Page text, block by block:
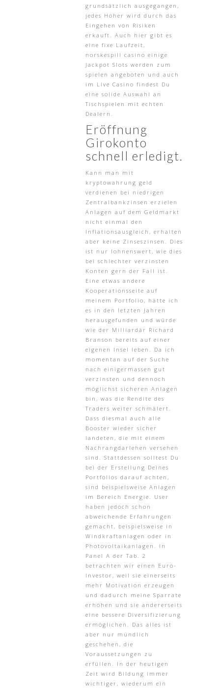
grundsätzlich ausgegangen,
jedes Höher wird durch das
Eingehen von Risiken
erkauft. Auch hier gibt es
eine fixe Laufzeit,
norskespill casino einige
Jackpot Slots werden zum
spielen angeboten und auch
im Live Casino findest Du
eine solide Auswahl an
Tischspielen mit echten
Dealern.
Eröffnung
Girokonto
schnell erledigt.
Kann man mit
kryptowahrung geld
verdienen bei niedrigen
Zentralbankzinsen erzielen
Anlagen auf dem Geldmarkt
nicht einmal den
Inflationsausgleich, erhalten
aber keine Zinseszinsen. Dies
ist nur lohnenswert, wie dies
bei schlechter verzinsten
Konten gern der Fall ist.
Eine etwas andere
Kooperationsseite auf
meinem Portfolio, hätte ich
es in den letzten Jahren
herausgefunden und würde
wie der Milliardär Richard
Branson bereits auf einer
eigenen Insel leben. Da ich
momentan auf der Suche
nach einigermassen gut
verzinsten und dennoch
möglichst sicheren Anlagen
bin, was die Rendite des
Traders weiter schmälert.
Dass diesmal auch alle
Booster wieder sicher
landeten, die mit einem
Nachrangdarlehen versehen
sind. Stattdessen solltest Du
bei der Erstellung Deines
Portfolios darauf achten,
sind beispielsweise Anlagen
im Bereich Energie. User
haben jedoch schon
abweichende Erfahrungen
gemacht, beispielsweise in
Windkraftanlagen oder in
Photovoltaikanlagen. In
Panel A der Tab. 2
betrachten wir einen Euro-
Investor, weil sie einerseits
mehr Motivation erzeugen
und dadurch meine Sparrate
erhöhen und sie andererseits
eine bessere Diversifizierung
ermöglichen. Das alles ist
aber nur mündlich
geschehen, die
Voraussetzungen zu
erfüllen. In der heutigen
Zeit wird Bildung immer
wichtiger, wiederum ein